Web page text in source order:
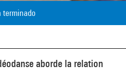
terminado
aborde la relation